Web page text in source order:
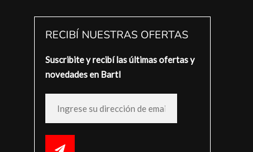
RECIBÍ NUESTRAS OFERTAS
Suscribite y recibí las últimas ofertas y
novedades en Bartl